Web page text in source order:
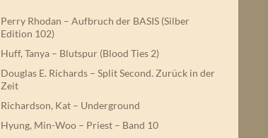
Perry Rhodan – Aufbruch der BASIS (Silber
Edition 102)
Huff, Tanya – Blutspur (Blood Ties 2)
Douglas E. Richards – Split Second. Zurück in der
Zeit
Richardson, Kat – Underground
Hyung, Min-Woo – Priest – Band 10